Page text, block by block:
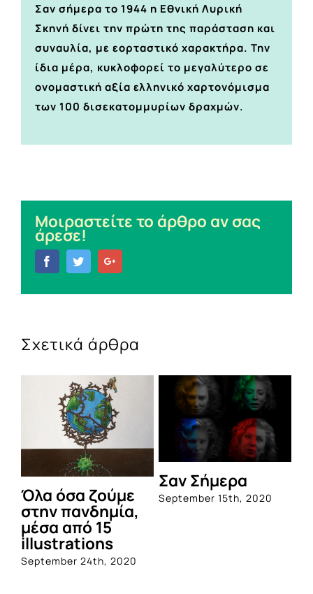
Σαν σήμερα το 1944 η Εθνική Λυρική
Σκηνή δίνει την πρώτη της παράσταση και
συναυλία, με εορταστικό χαρακτήρα. Την
ίδια μέρα, κυκλοφορεί το μεγαλύτερο σε
ονομαστική αξία ελληνικό χαρτονόμισμα
των 100 δισεκατομμυρίων δραχμών.
Μοιραστείτε το άρθρο αν σας
άρεσε!
FacebookTwitter
Σχετικά άρθρα
Όλα όσα ζούμε
στην πανδημία,
μέσα από 15
illustrations
September 24th, 2020
Σαν Σήμερα
September 15th, 2020